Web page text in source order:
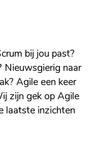
bij jou past?
Nieuwsgierig naar
Agile een keer
zijn gek op Agile
laatste inzichten